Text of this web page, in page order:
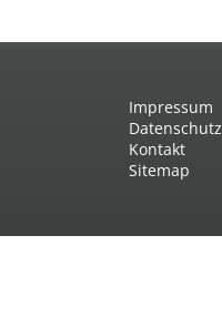
Impressum
Datenschutz
Kontakt
Sitemap